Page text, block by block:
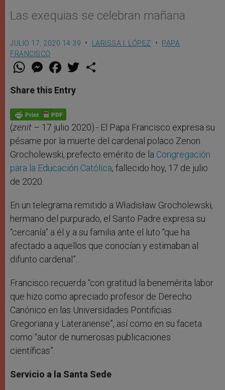
Las exequias se celebran mañana
JULIO 17, 2020 14:39 LARISSA I. LÓPEZ
PAPA
FRANCISCO
W
t
s
p
p
M
e
s
e
g
e
r
F
a
e
b
o
k
w
Share this Entry
(zenit – 17 julio 2020).- El Papa Francisco expresa su
pésame por la muerte del cardenal polaco Zenon
Grocholewski, prefecto emérito de la Congregación
para la Educación Católica, fallecido hoy, 17 de julio
de 2020.
En un telegrama remitido a Władisław Grocholewski,
hermano del purpurado, el Santo Padre expresa su
“cercanía” a él y a su familia ante el luto “que ha
afectado a aquellos que conocían y estimaban al
difunto cardenal”.
Francisco recuerda “con gratitud la benemérita labor
que hizo como apreciado profesor de Derecho
Canónico en las Universidades Pontificias
Gregoriana y Lateranense”, así como en su faceta
como “autor de numerosas publicaciones
científicas”.
Servicio a la Santa Sede